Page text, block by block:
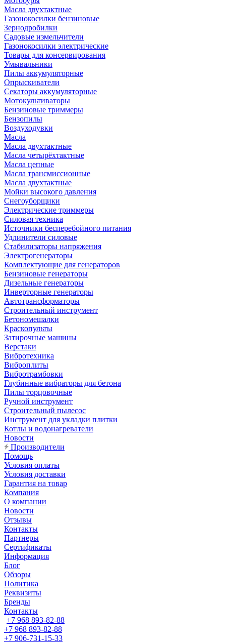
Масла двухтактные
Газонокосилки бензиновые
Зернодробилки
Садовые измельчители
Газонокосилки электрические
Товары для консервирования
Умывальники
Пилы аккумуляторные
Опрыскиватели
Секаторы аккумуляторные
Мотокультиваторы
Бензиновые триммеры
Бензопилы
Воздуходувки
Масла
Масла двухтактные
Масла четырёхтактные
Масла цепные
Масла трансмиссионные
Масла двухтактные
Мойки высокого давления
Снегоуборщики
Электрические триммеры
Силовая техника
Источники бесперебойного питания
Удлинители силовые
Стабилизаторы напряжения
Электрогенераторы
Комплектующие для генераторов
Бензиновые генераторы
Дизельные генераторы
Инверторные генераторы
Автотрансформаторы
Строительный инструмент
Бетономешалки
Краскопульты
Затирочные машины
Верстаки
Вибротехника
Виброплиты
Вибротрамбовки
Глубинные вибраторы для бетона
Пилы торцовочные
Ручной инструмент
Строительный пылесос
Инструмент для укладки плитки
Котлы и водонагреватели
Новости
Производители
Помощь
Условия оплаты
Условия доставки
Гарантия на товар
Компания
О компании
Новости
Отзывы
Контакты
Партнеры
Сертификаты
Информация
Блог
Обзоры
Политика
Реквизиты
Бренды
Контакты
+7 968 893-82-88
+7 968 893-82-88
+7 906-731-15-33